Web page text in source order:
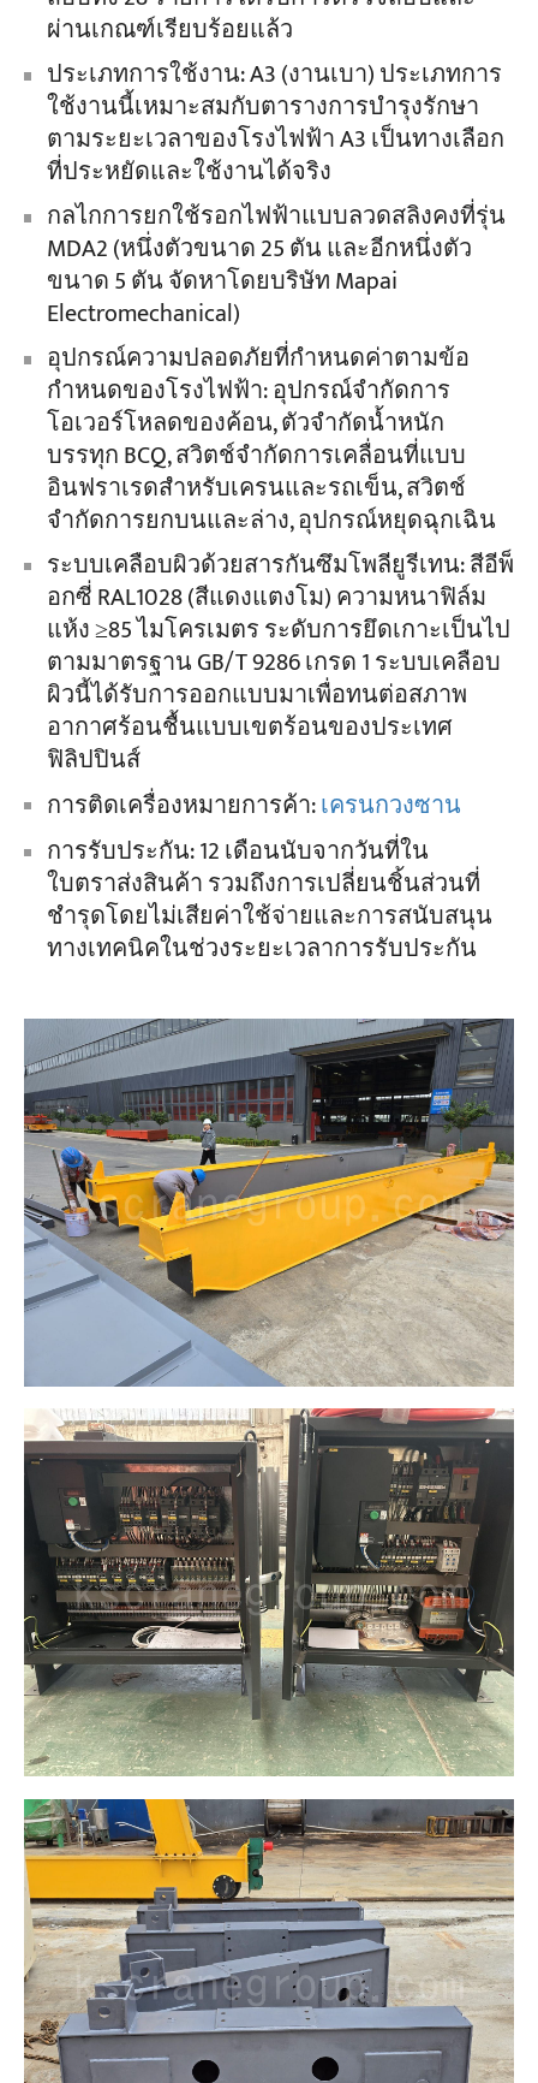
ผ่านเกณฑ์เรียบร้อยแล้ว
ประเภทการใช้งาน: A3 (งานเบา) ประเภทการ
ใช้งานนี้เหมาะสมกับตารางการบำรุงรักษา
ตามระยะเวลาของโรงไฟฟ้า A3 เป็นทางเลือก
ที่ประหยัดและใช้งานได้จริง
กลไกการยกใช้รอกไฟฟ้าแบบลวดสลิงคงที่รุ่น
MDA2 (หนึ่งตัวขนาด 25 ตัน และอีกหนึ่งตัว
ขนาด 5 ตัน จัดหาโดยบริษัท Mapai
Electromechanical)
อุปกรณ์ความปลอดภัยที่กำหนดค่าตามข้อ
กำหนดของโรงไฟฟ้า: อุปกรณ์จำกัดการ
โอเวอร์โหลดของค้อน, ตัวจำกัดน้ำหนัก
บรรทุก BCQ, สวิตช์จำกัดการเคลื่อนที่แบบ
อินฟราเรดสำหรับเครนและรถเข็น, สวิตช์
จำกัดการยกบนและล่าง, อุปกรณ์หยุดฉุกเฉิน
ระบบเคลือบผิวด้วยสารกันซึมโพลียูรีเทน: สีอีพ็
อกซี่ RAL1028 (สีแดงแตงโม) ความหนาฟิล์ม
แห้ง ≥85 ไมโครเมตร ระดับการยึดเกาะเป็นไป
ตามมาตรฐาน GB/T 9286 เกรด 1 ระบบเคลือบ
ผิวนี้ได้รับการออกแบบมาเพื่อทนต่อสภาพ
อากาศร้อนชื้นแบบเขตร้อนของประเทศ
ฟิลิปปินส์
การติดเครื่องหมายการค้า:เครนกวงซาน
การรับประกัน: 12 เดือนนับจากวันที่ใน
ใบตราส่งสินค้า รวมถึงการเปลี่ยนชิ้นส่วนที่
ชำรุดโดยไม่เสียค่าใช้จ่ายและการสนับสนุน
ทางเทคนิคในช่วงระยะเวลาการรับประกัน